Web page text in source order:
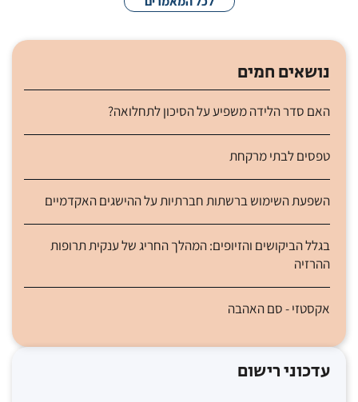
נושאים חמים
האם סדר הלידה משפיע על הסיכון לתחלואה?
טפסים לבתי מרקחת
השפעת השימוש ברשתות חברתיות על ההישגים האקדמיים
בגלל הביקושים והזיופים: המהלך החריג של ענקית תרופות
ההרזיה
אקסטזי - סם האהבה
עדכוני רישום